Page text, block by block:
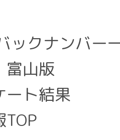
ックナンバー
山版
ート結果
TOP